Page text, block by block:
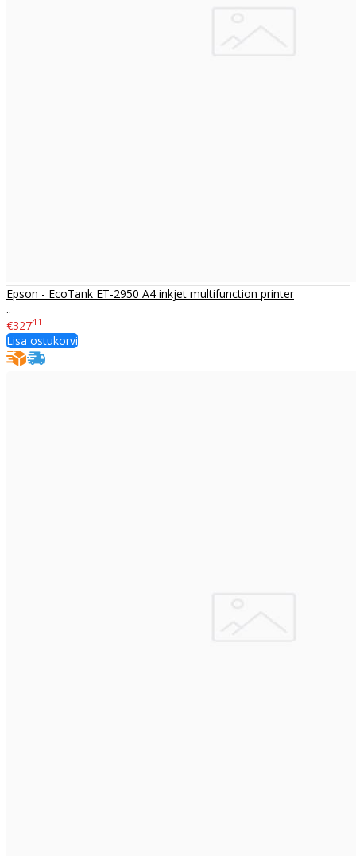
Epson - EcoTank ET-2950 A4 inkjet multifunction printer
..
€32741
Lisa ostukorvi